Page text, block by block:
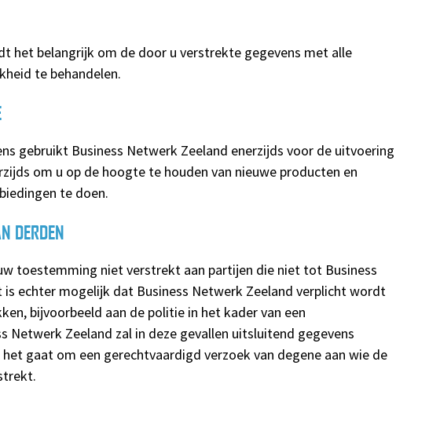
het belangrijk om de door u verstrekte gegevens met alle
te behandelen.
gebruikt Business Netwerk Zeeland enerzijds voor de uitvoering
om u op de hoogte te houden van nieuwe producten en
te doen.
DERDEN
toestemming niet verstrekt aan partijen die niet tot Business
is echter mogelijk dat Business Netwerk Zeeland verplicht wordt
bijvoorbeeld aan de politie in het kader van een
Netwerk Zeeland zal in deze gevallen uitsluitend gegevens
gaat om een gerechtvaardigd verzoek van degene aan wie de